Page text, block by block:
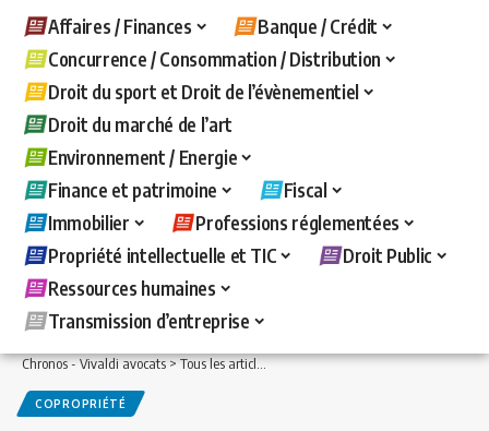
Affaires / Finances
Banque / Crédit
Concurrence / Consommation / Distribution
Droit du sport et Droit de l’évènementiel
Droit du marché de l’art
Environnement / Energie
Finance et patrimoine
Fiscal
Immobilier
Professions réglementées
Propriété intellectuelle et TIC
Droit Public
Ressources humaines
Transmission d’entreprise
Chronos - Vivaldi avocats>Tous les articles >Immobilier>Copropriété>
COPROPRIÉTÉ